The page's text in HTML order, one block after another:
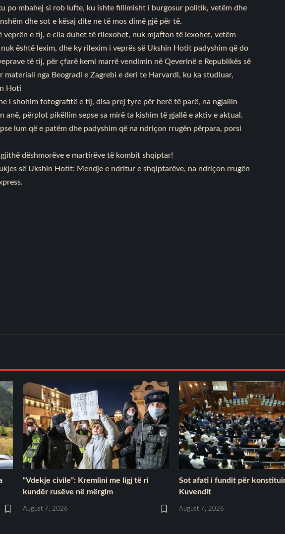
po mbahej si rob lufte, ku ishte fillimisht i burgosur politik, vetëm dhe
dhe sot e kësaj dite ne të mos dimë gjë për të.
veprën e tij, e cila duhet të rilexohet, nuk mjafton të lexohet, vetëm
është lexim, dhe ky rilexim i veprës së Ukshin Hotit padyshim që do
të tij, për çfarë kemi marrë vendimin në Qeverinë e Republikës së
materiali nga Beogradi e Zagrebi e deri te Harvardi, ku ka studiuar,
Hoti
i shohim fotografitë e tij, disa prej tyre për herë të parë, na ngjallin
anë, përplot pikëllim sepse sa mirë ta kishim të gjallë e aktiv e aktual.
lum që e patëm dhe padyshim që na ndriçon rrugën përpara, porsi
dëshmorëve e martirëve të kombit shqiptar!
së Ukshin Hotit: Mendje e ndritur e shqiptarëve, na ndriçon rrugën
.
“Vdekje civile”: Kremlini me ligj të ri
kundër rusëve në mërgim
August 7, 2026
Sot afati i fundit për
Kuvendit
August 7, 2026